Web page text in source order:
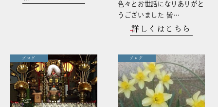
色々とお世話になりありがと
うございました 皆…
詳しくはこちら
ブログ ブログ